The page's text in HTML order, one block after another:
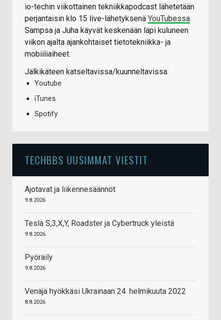
io-techin viikottainen tekniikkapodcast lähetetään
perjantaisin klo 15 live-lähetyksenä YouTubessa.
Sampsa ja Juha käyvät keskenään läpi kuluneen
viikon ajalta ajankohtaiset tietotekniikka- ja
mobiiliaiheet.
Jälkikäteen katseltavissa/kuunneltavissa:
Youtube
iTunes
Spotify
TECHBBS UUSIMMAT VIESTIT
Ajotavat ja liikennesäännöt
9.8.2026
Tesla S,3,X,Y, Roadster ja Cybertruck yleistä
9.8.2026
Pyöräily
9.8.2026
Venäjä hyökkäsi Ukrainaan 24. helmikuuta 2022
8.8.2026